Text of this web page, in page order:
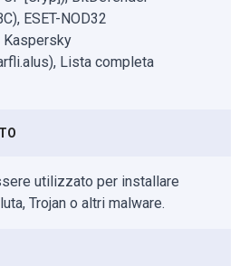
ESET-NOD32
Kaspersky
Lista completa
utilizzato per installare
Trojan o altri malware.